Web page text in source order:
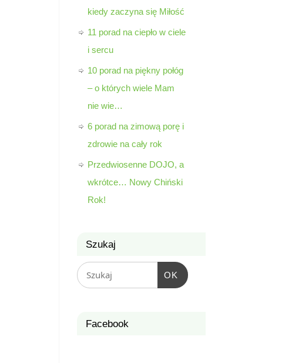
kiedy zaczyna się Miłość
11 porad na ciepło w ciele
i sercu
10 porad na piękny połóg
– o których wiele Mam
nie wie…
6 porad na zimową porę i
zdrowie na cały rok
Przedwiosenne DOJO, a
wkrótce… Nowy Chiński
Rok!
Szukaj
OK
Facebook